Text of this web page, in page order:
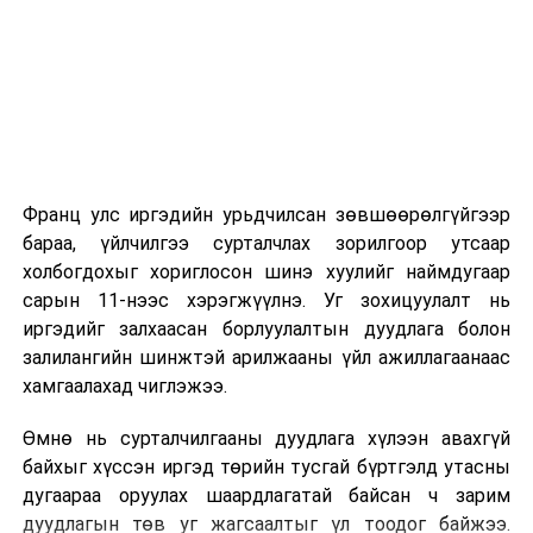
2026 оны 9 дүгээр сарын 13-наас оюутнуудыг
дотуур байранд оруулж эхэлнэ.
Сургууль, цэцэрлэгийн үйл ажиллагааны
зохицуулалт
2026 оны 8 дугаар сарын 17–28-ны өдрүүдэд
байранд элсэлт, бүртгэл болон бусад аливаа
арга хэмжээ зохион байгуулахгүй болно.
Франц улс иргэдийн урьдчилсан зөвшөөрөлгүйгээр
бараа, үйлчилгээ сурталчлах зорилгоор утсаар
холбогдохыг хориглосон шинэ хуулийг наймдугаар
сарын 11-нээс хэрэгжүүлнэ. Уг зохицуулалт нь
иргэдийг залхаасан борлуулалтын дуудлага болон
залилангийн шинжтэй арилжааны үйл ажиллагаанаас
хамгаалахад чиглэжээ.
Өмнө нь сурталчилгааны дуудлага хүлээн авахгүй
байхыг хүссэн иргэд төрийн тусгай бүртгэлд утасны
дугаараа оруулах шаардлагатай байсан ч зарим
дуудлагын төв уг жагсаалтыг үл тоодог байжээ.